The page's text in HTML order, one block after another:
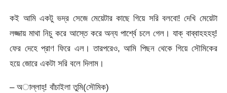
কই আমি একটু ভদ্র সেজে মেয়েটার কাছে গিয়ে সরি বলবো! দেখি মেয়েটা
লজ্জায় মাথা নিচু করে আস্তে করে অন্য পার্শ্বে চলে গেল। যাক্ বাব্বাহহহহ্!
ফের দেহে প্রাণ ফিরে এল। তারপরেও, আমি পিছন থেকে গিয়ে সৌমিকের
হয়ে জোরে একটা সরি বলে দিলাম।
– অাল্লাহ্! বাঁচাইলা তুমি(সৌমিক)